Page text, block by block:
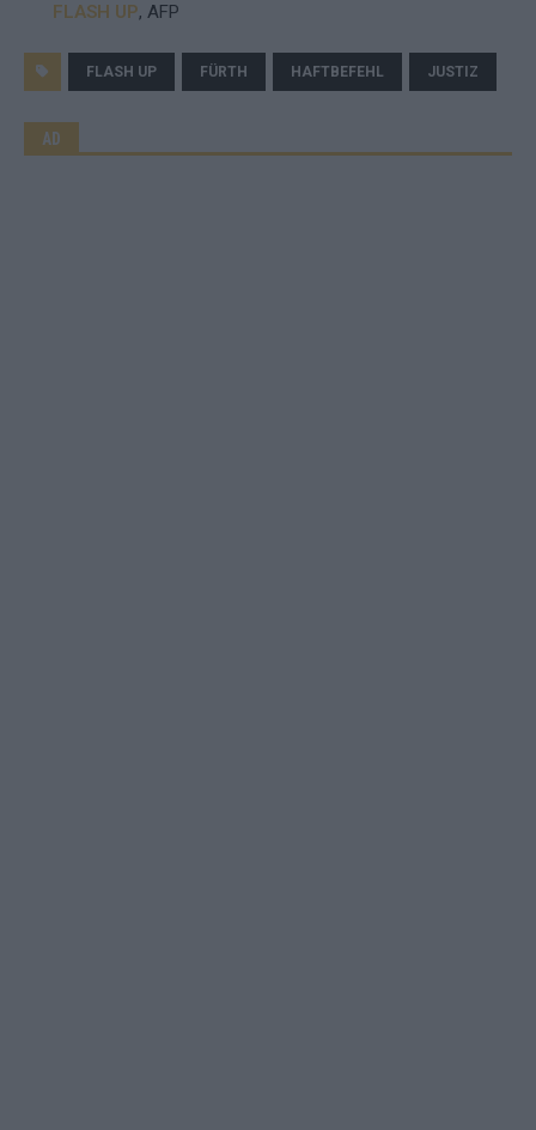
FLASH UP, AFP
FLASH UP FÜRTH HAFTBEFEHL JUSTIZ
AD